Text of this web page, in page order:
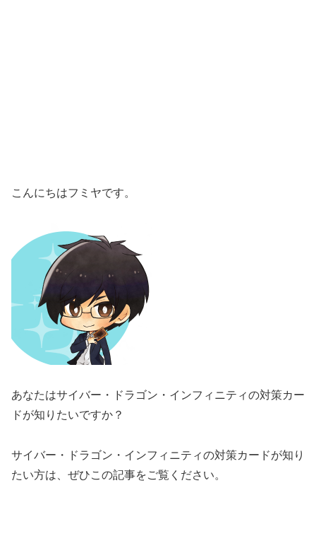
こんにちはフミヤです。
あなたはサイバー・ドラゴン・インフィニティの対策カー
ドが知りたいですか？
サイバー・ドラゴン・インフィニティの対策カードが知り
たい方は、ぜひこの記事をご覧ください。